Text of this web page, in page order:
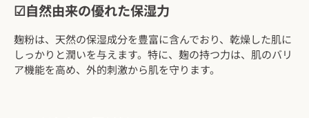
☑自然由来の優れた保湿力
麹粉は、天然の保湿成分を豊富に含んでおり、乾燥した肌に
しっかりと潤いを与えます。特に、麹の持つ力は、肌のバリ
ア機能を高め、外的刺激から肌を守ります。